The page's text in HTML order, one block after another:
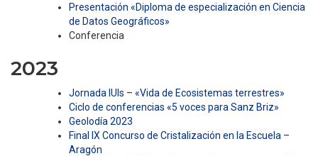
Presentación «Diploma de especialización en Ciencia
de Datos Geográficos»
Conferencia
2023
Jornada IUIs – «Vida de Ecosistemas terrestres»
Ciclo de conferencias «5 voces para Sanz Briz»
Geolodía 2023
Final IX Concurso de Cristalización en la Escuela –
Aragón